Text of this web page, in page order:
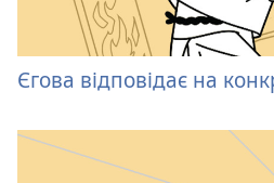
Єгова відповідає на